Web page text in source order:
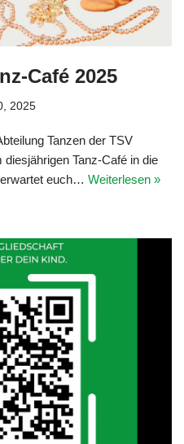
Café 2025
2025
Tanzen der TSV
Tanz-Café in die
euch… Weiterlesen »